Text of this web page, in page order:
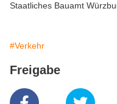
Staatliches Bauamt
#Verkehr
Freigabe